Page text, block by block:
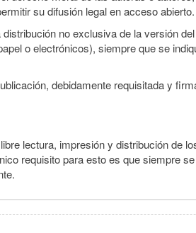
su difusión legal en acceso abierto.
no exclusiva de la versión
o electrónicos), siempre que se
debidamente requisitada y
lectura, impresión y distribución de
requisito para esto es que siempre